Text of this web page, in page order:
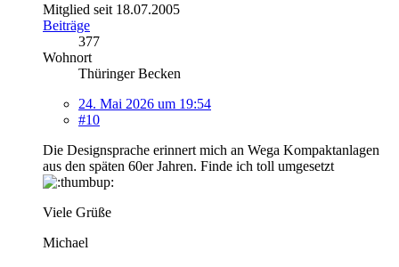
Mitglied seit 18.07.2005
Beiträge
377
Wohnort
Thüringer Becken
24. Mai 2026 um 19:54
#10
Die Designsprache erinnert mich an Wega Kompaktanlagen
aus den späten 60er Jahren. Finde ich toll umgesetzt
Viele Grüße
Michael